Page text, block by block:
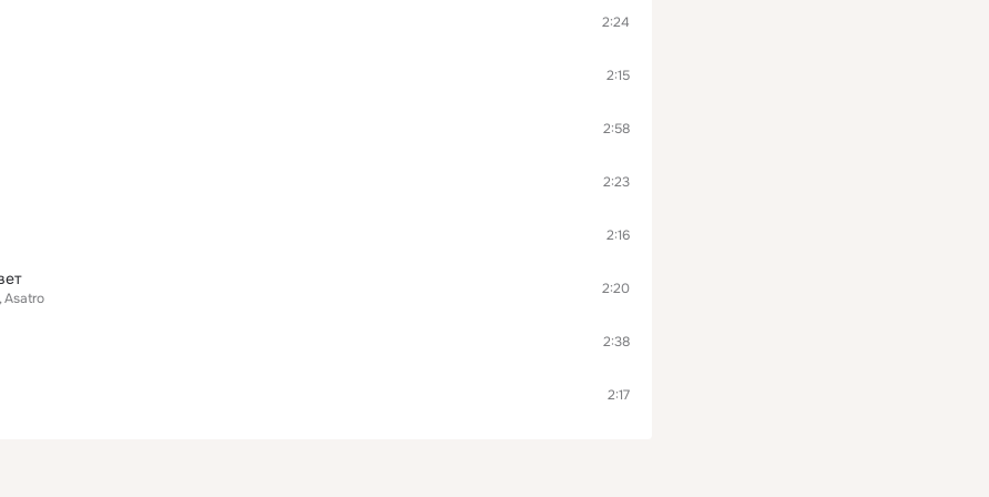
2:24
2:15
2:58
2:23
2:16
Asatro
2:20
2:38
2:17